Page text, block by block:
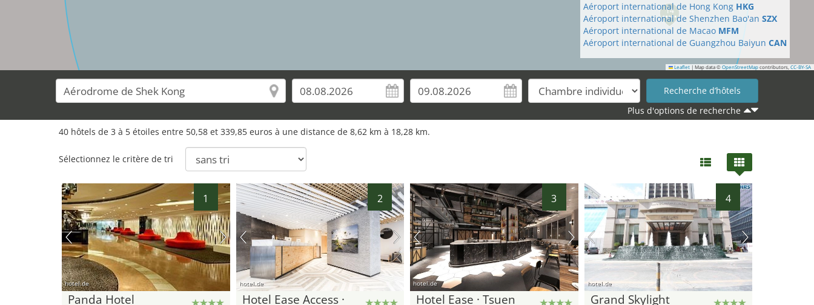
1
2
3
14
15
16
17
19
21
24
27
28
29
30
31
32
34
36
38
40
Leaflet | Map data © OpenStreetMap contributors, CC-BY-SA
Aéroport international de Hong Kong HKG
Aéroport international de Shenzhen Bao'an SZX
Aéroport international de Macao MFM
Aéroport international de Guangzhou Baiyun CAN
Plus d'options de recherche
40 hôtels de 3 à 5 étoiles entre 50,58 et 339,85 euros à une distance de 8,62 km à 18,28 km.
Sélectionnez le critère de tri
1
hotel.de
Panda Hotel
2
hotel.de
Hotel Ease Access ·
3
hotel.de
Hotel Ease · Tsuen
4
hotel.de
Grand Skylight